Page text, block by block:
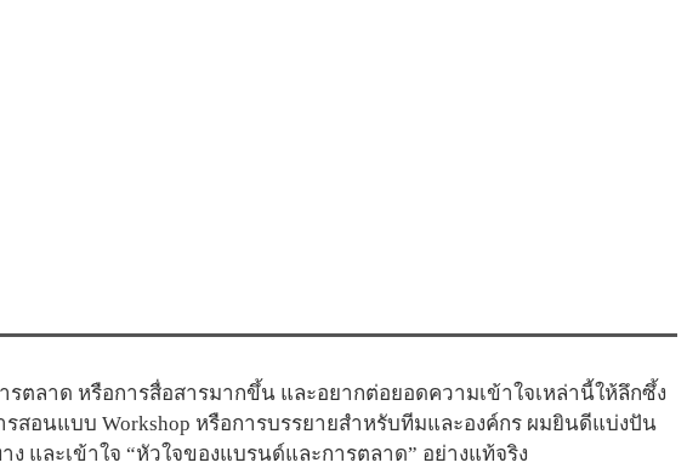
ลาด หรือการสื่อสารมากขึ้น และอยากต่อยอดความเข้าใจเหล่านี้ให้ลึกซึ้ง
อนแบบ Workshop หรือการบรรยายสำหรับทีมและองค์กร ผมยินดีแบ่งปัน
ละเข้าใจ “หัวใจของแบรนด์และการตลาด” อย่างแท้จริง